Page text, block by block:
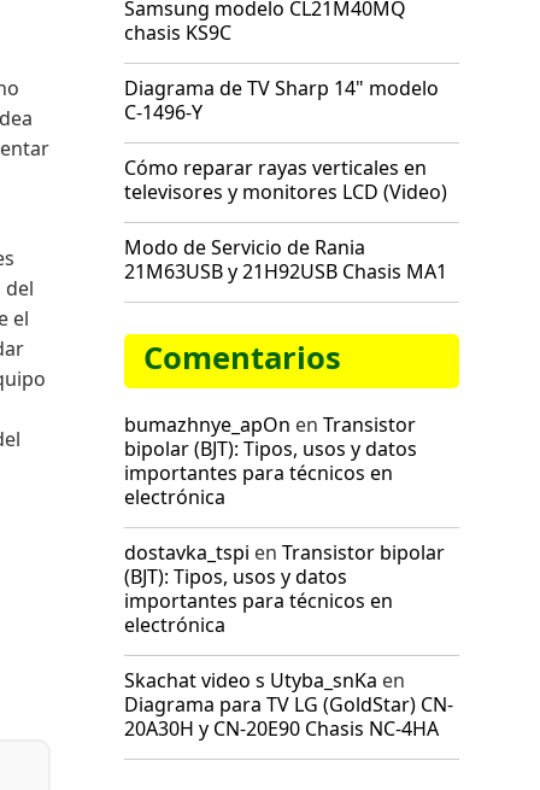
del
el
Samsung modelo CL21M40MQ
chasis KS9C
Diagrama de TV Sharp 14" modelo
C-1496-Y
Cómo reparar rayas verticales en
televisores y monitores LCD (Video)
Modo de Servicio de Rania
21M63USB y 21H92USB Chasis MA1
Comentarios
bumazhnye_apOn en Transistor
bipolar (BJT): Tipos, usos y datos
importantes para técnicos en
electrónica
dostavka_tspi en Transistor bipolar
(BJT): Tipos, usos y datos
importantes para técnicos en
electrónica
Skachat video s Utyba_snKa en
Diagrama para TV LG (GoldStar) CN-
20A30H y CN-20E90 Chasis NC-4HA